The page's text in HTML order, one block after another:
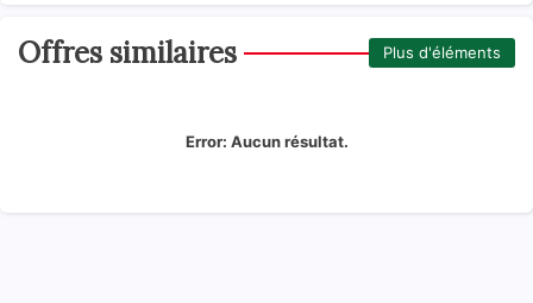
Offres similaires Plus d'éléments
Error: Aucun résultat.